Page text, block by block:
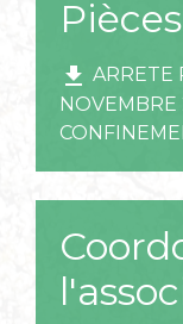
file_download ARRETE